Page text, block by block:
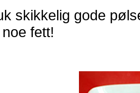
skikkelig gode
fett!